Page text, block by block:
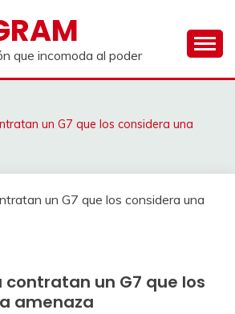
que incomoda al poder
un G7 que los considera una
contratan un G7 que los
amenaza